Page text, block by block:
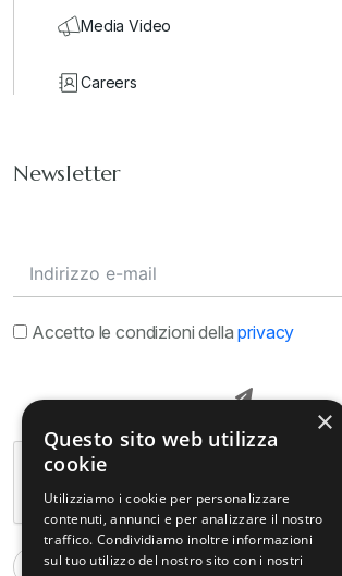
Media Video
Careers
Newsletter
Accetto le condizioni dellaprivacy
×
Questo sito web utilizza
cookie
Utilizziamo i cookie per personalizzare
contenuti, annunci e per analizzare il nostro
traffico. Condividiamo inoltre informazioni
sul tuo utilizzo del nostro sito con i nostri